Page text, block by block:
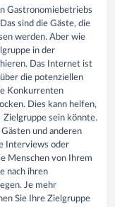
Gastronomiebetriebs
sind die Gäste, die
werden. Aber wie
in der
Das Internet ist
die potenziellen
Konkurrenten
Dies kann helfen,
Zielgruppe sein könnte.
und anderen
Interviews oder
Menschen von Ihrem
nach ihren
Je mehr
Sie Ihre Zielgruppe